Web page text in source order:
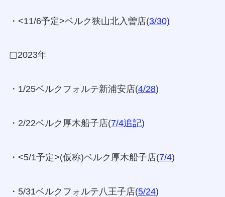
・<11/6予定>ベルク狭山北入曽店(3/30)
▢2023年
・1/25ベルクフォルテ新浦安店(4/28)
・2/22ベルク厚木船子店(7/4追記)
・<5/1予定>(仮称)ベルク厚木船子店(7/4)
・5/31ベルクフォルテ八王子店(5/24)